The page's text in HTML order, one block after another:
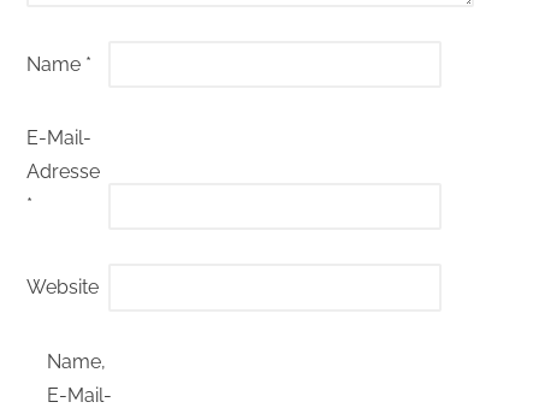
Name *
E-Mail-
Adresse
*
Website
Name,
E-Mail-